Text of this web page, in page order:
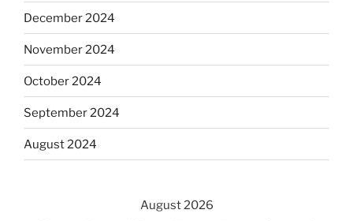
December 2024
November 2024
October 2024
September 2024
August 2024
August 2026